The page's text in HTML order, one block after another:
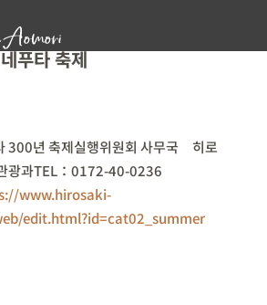
푸타 축제
300년 축제실행위원회 사무국 히로
광과TEL： 0172-40-0236
www.hirosaki-
edit.html?id=cat02_summer